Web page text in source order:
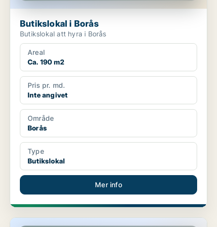
Butikslokal i Borås
Butikslokal att hyra i Borås
Areal
Ca. 190 m2
Pris pr. md.
Inte angivet
Område
Borås
Type
Butikslokal
Mer info
Butikslokal i Borås